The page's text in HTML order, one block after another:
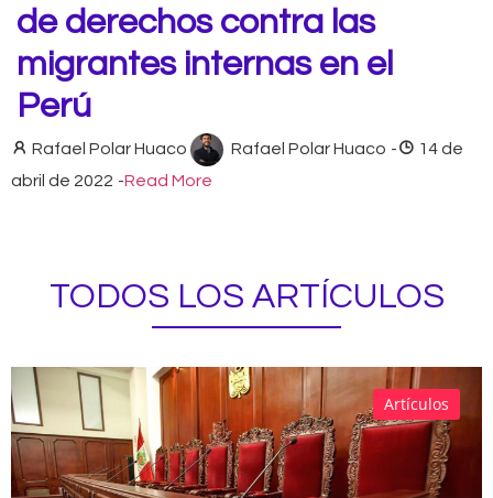
de derechos contra las
migrantes internas en el
Perú
Rafael Polar Huaco Rafael Polar Huaco -
14 de
abril de 2022 -Read More
TODOS LOS ARTÍCULOS
Artículos